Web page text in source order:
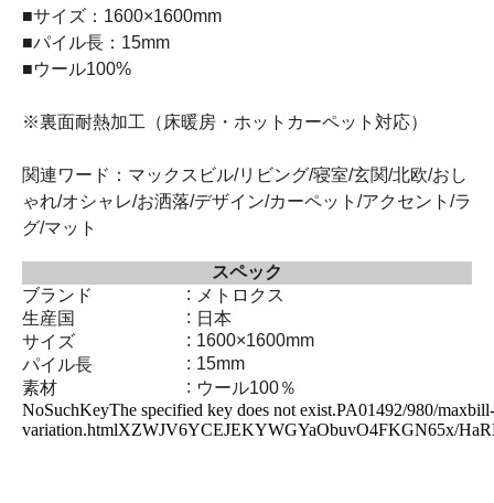
■サイズ：1600×1600mm
■パイル長：15mm
■ウール100%
※裏面耐熱加工（床暖房・ホットカーペット対応）
関連ワード：マックスビル/リビング/寝室/玄関/北欧/おし
ゃれ/オシャレ/お洒落/デザイン/カーペット/アクセント/ラ
グ/マット
スペック
ブランド
: メトロクス
生産国
: 日本
サイズ
: 1600×1600mm
パイル長
: 15mm
素材
: ウール100％